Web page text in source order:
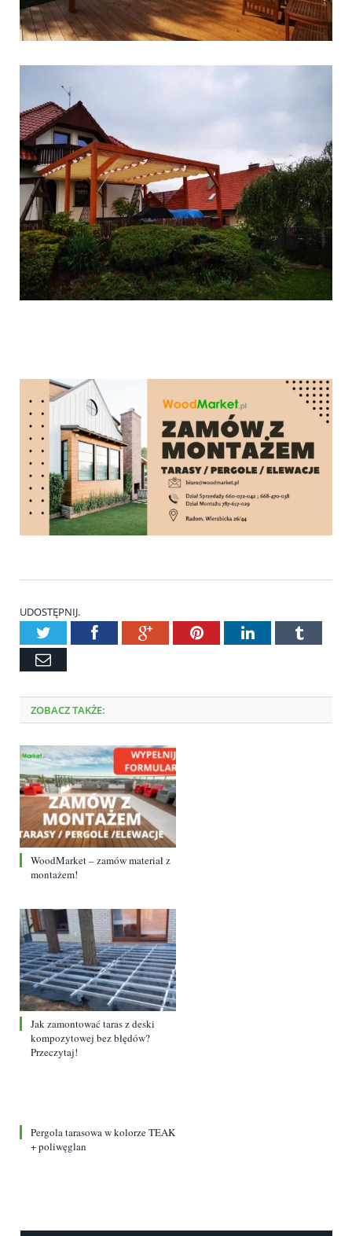
UDOSTĘPNIJ.
TwitterFacebookGoogle+PinterestLinkedInTumblr
Email
ZOBACZ TAKŻE:
WoodMarket – zamów materiał z
montażem!
Jak zamontować taras z deski
kompozytowej bez błędów?
Przeczytaj!
Pergola tarasowa w kolorze TEAK
+ poliwęglan